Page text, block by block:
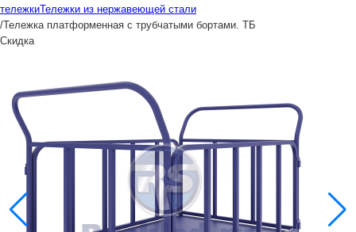
тележкиТележки из нержавеющей стали
/Тележка платформенная с трубчатыми бортами. ТБ
Скидка